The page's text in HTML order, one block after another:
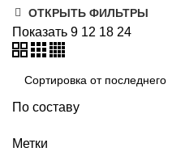
ОТКРЫТЬ ФИЛЬТРЫ
Показать 9 12 18 24
По составу
Метки